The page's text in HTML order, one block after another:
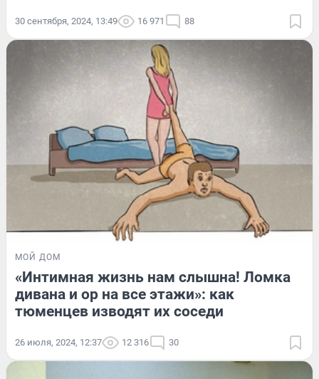
30 сентября, 2024, 13:49 16 971 88
МОЙ ДОМ
«Интимная жизнь нам слышна! Ломка
дивана и ор на все этажи»: как
тюменцев изводят их соседи
26 июля, 2024, 12:37 12 316 30